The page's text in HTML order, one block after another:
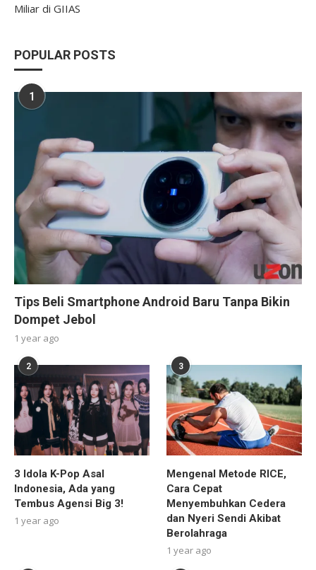
Miliar di GIIAS
POPULAR POSTS
1
Tips Beli Smartphone Android Baru Tanpa Bikin
Dompet Jebol
1 year ago
2
3 Idola K-Pop Asal
Indonesia, Ada yang
Tembus Agensi Big 3!
1 year ago
3
Mengenal Metode RICE,
Cara Cepat
Menyembuhkan Cedera
dan Nyeri Sendi Akibat
Berolahraga
1 year ago